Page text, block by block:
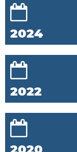
2024
2022